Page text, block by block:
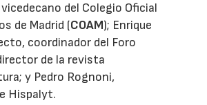
del Colegio Oficial
de Madrid (COAM); Enrique
coordinador del Foro
de la revista
y Pedro Rognoni,
Hispalyt.